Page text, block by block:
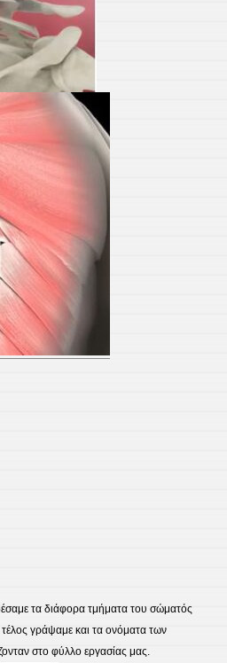
τα διάφορα τμήματα του σώματός
γράψαμε και τα ονόματα των
στο φύλλο εργασίας μας.